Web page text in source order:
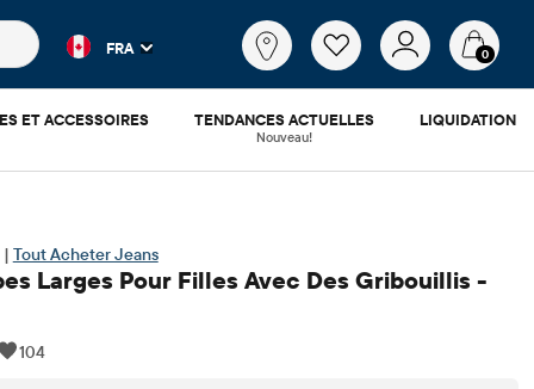
populaires et les résultats de produits au fur et à
FRA 0
ET ACCESSOIRES TENDANCES ACTUELLES
Nouveau!
LIQUIDATION
| Tout Acheter Jeans
Larges Pour Filles Avec Des Gribouillis -
104